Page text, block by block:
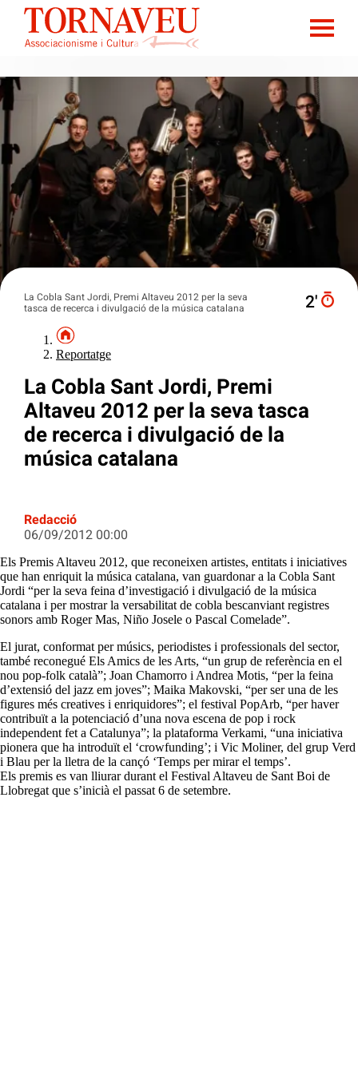
La Cobla Sant Jordi, Premi Altaveu 2012 per la seva
tasca de recerca i divulgació de la música catalana
2′
Reportatge
La Cobla Sant Jordi, Premi
Altaveu 2012 per la seva tasca
de recerca i divulgació de la
música catalana
Redacció
06/09/2012 00:00
Els Premis Altaveu 2012, que reconeixen artistes, entitats i iniciatives
que han enriquit la música catalana, van guardonar a la Cobla Sant
Jordi “per la seva feina d’investigació i divulgació de la música
catalana i per mostrar la versabilitat de cobla bescanviant registres
sonors amb Roger Mas, Niño Josele o Pascal Comelade”.
El jurat, conformat per músics, periodistes i professionals del sector,
també reconegué Els Amics de les Arts, “un grup de referència en el
nou pop-folk català”; Joan Chamorro i Andrea Motis, “per la feina
d’extensió del jazz em joves”; Maika Makovski, “per ser una de les
figures més creatives i enriquidores”; el festival PopArb, “per haver
contribuït a la potenciació d’una nova escena de pop i rock
independent fet a Catalunya”; la plataforma Verkami, “una iniciativa
pionera que ha introduït el ‘crowfunding’; i Vic Moliner, del grup Verd
i Blau per la lletra de la cançó ‘Temps per mirar el temps’.
Els premis es van lliurar durant el Festival Altaveu de Sant Boi de
Llobregat que s’inicià el passat 6 de setembre.